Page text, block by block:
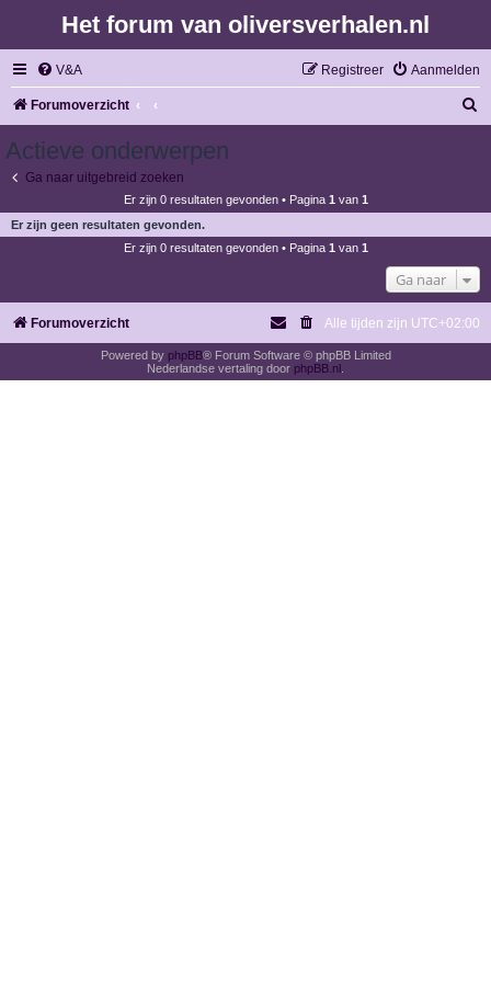
Het forum van oliversverhalen.nl
V&A Aanmelden
Registreer
Forumoverzicht
Actieve onderwerpen
Ga naar uitgebreid zoeken
Er zijn 0 resultaten gevonden • Pagina 1van 1
Er zijn geen resultaten gevonden.
Er zijn 0 resultaten gevonden • Pagina 1van 1
Ga naar
Forumoverzicht Alle tijden zijn UTC+02:00
Powered by phpBB® Forum Software © phpBB Limited
Nederlandse vertaling door phpBB.nl .